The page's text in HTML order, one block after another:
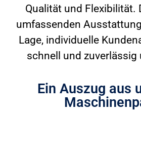
Qualität und Flexibilität.
umfassenden
Lage, individuelle
schnell und zuverlässig
Ein Auszug aus